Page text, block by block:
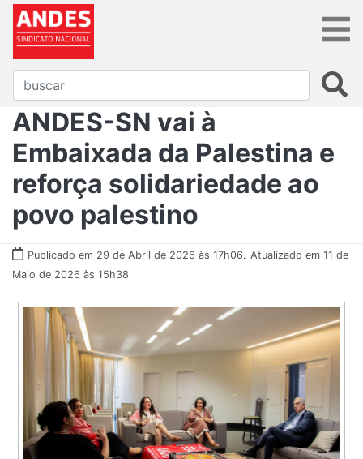
ANDES-SN vai à
Embaixada da Palestina e
reforça solidariedade ao
povo palestino
Publicado em 29 de Abril de 2026 às 17h06. Atualizado em 11 de
Maio de 2026 às 15h38